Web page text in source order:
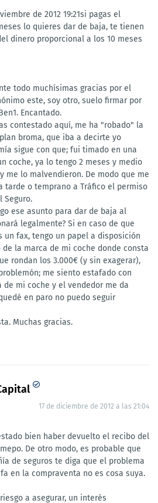
de 2012 19:21si pagas el
lo quieres dar de baja, te tienen
dinero proporcional a los 10 meses
todo muchísimas gracias por el
este, soy otro, suelo firmar por
Encantado.
contestado aquí, me ha "robado" la
broma, que iba a decirte yo
sigue con que; fui timado en una
coche, ya lo tengo 2 meses y medio
me lo malvendieron. De modo que me
tarde o temprano a Tráfico el permiso
Seguro.
ese asunto para dar de baja al
legalmente? Si en caso de que
un fax, tengo un papel a disposición
la marca de mi coche donde consta
rondan los 3.000€ (y sin exagerar),
me siento estafado con
de mi coche y el vendedor me da
en paro no puedo seguir
Muchas gracias.
17 de diciembre de 2012 a las 21:04
bien haber devuelto el recibo del
De otro modo, es probable que
de seguros te diga que el problema
en la compraventa no es cosa suya.
a asegurar, un interés